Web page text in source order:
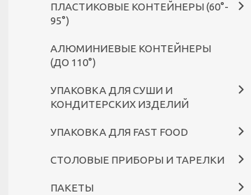
ПЛАСТИКОВЫЕ КОНТЕЙНЕРЫ (60°-
95°)
АЛЮМИНИЕВЫЕ КОНТЕЙНЕРЫ
(ДО 110°)
УПАКОВКА ДЛЯ СУШИ И
КОНДИТЕРСКИХ ИЗДЕЛИЙ
УПАКОВКА ДЛЯ FAST FOOD
СТОЛОВЫЕ ПРИБОРЫ И ТАРЕЛКИ
ПАКЕТЫ